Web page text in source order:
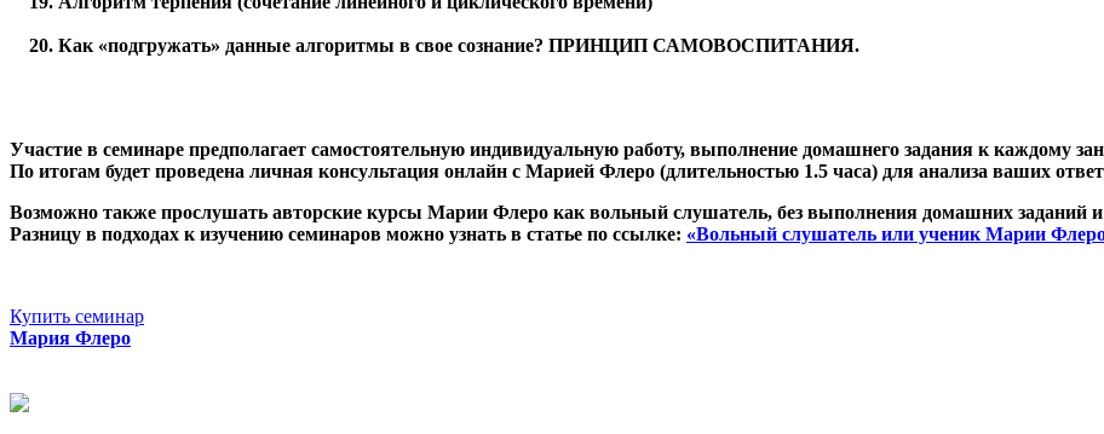
Как «подгружать» данные алгоритмы в свое сознание? ПРИНЦИП САМОВОСПИТАНИЯ.
Участие в семинаре предполагает самостоятельную индивидуальную работу, выполнение домашнего задания к каждому
По итогам будет проведена личная консультация онлайн с Марией Флеро (длительностью 1.5 часа) для анализа ваших
Возможно также прослушать авторские курсы Марии Флеро как вольный слушатель, без выполнения домашних заданий
Разницу в подходах к изучению семинаров можно узнать в статье по ссылке: «Вольный слушатель или ученик Марии
Купить семинар
Мария Флеро